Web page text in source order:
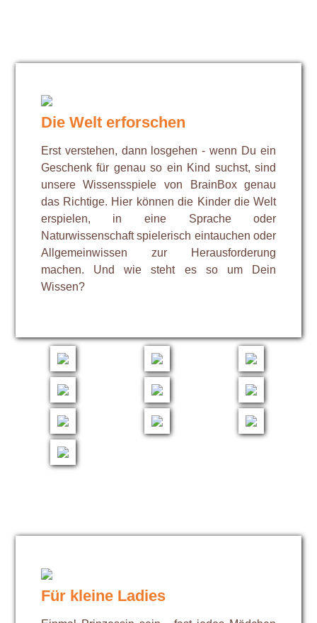
Die Welt erforschen
Erst verstehen, dann losgehen - wenn Du ein
Geschenk für genau so ein Kind suchst, sind
unsere Wissensspiele von BrainBox genau
das Richtige. Hier können die Kinder die Welt
erspielen, in eine Sprache oder
Naturwissenschaft spielerisch eintauchen oder
Allgemeinwissen zur Herausforderung
machen. Und wie steht es so um Dein
Wissen?
Für kleine Ladies